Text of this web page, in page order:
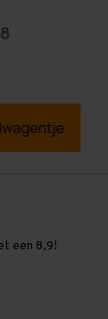
een 8,9!